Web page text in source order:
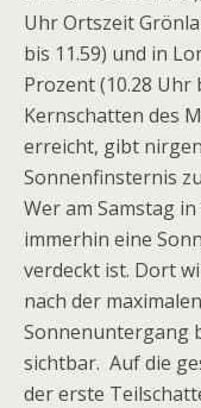
Uhr Ortszeit
bis 11.59) und in
Prozent (10.28 Uhr
Kernschatten des
erreicht, gibt
Sonnenfinsternis
Wer am Samstag
immerhin eine
verdeckt ist. Dort
nach der
Sonnenuntergang
sichtbar. Auf die
der erste